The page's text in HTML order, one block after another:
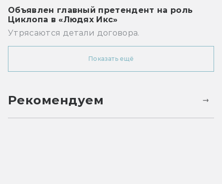
Объявлен главный претендент на роль
Циклопа в «Людях Икс»
Утрясаются детали договора.
Показать ещё
Рекомендуем